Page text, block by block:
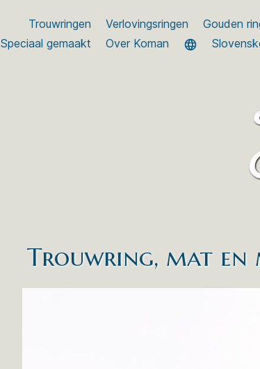
Trouwringen Verlovingsringen Gouden
Speciaal gemaakt
Over Koman
Trouwring, mat en